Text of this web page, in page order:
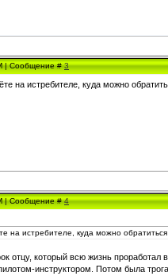
| Сообщение #3
на истребителе, куда можно
| Сообщение #4
на истребителе, куда можно
отцу, который всю жизнь проработал
инструктором. Потом была